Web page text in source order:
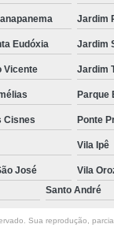
Jardim
Eudóxia Jardim
Vicente Jardim
Parque
Cisnes Ponte
Vila Ipê
José Vila
Santo André
Sua reprodução,